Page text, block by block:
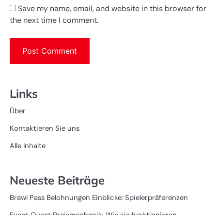
Save my name, email, and website in this browser for
the next time I comment.
Links
Über
Kontaktieren Sie uns
Alle Inhalte
Neueste Beiträge
Brawl Pass Belohnungen Einblicke: Spielerpräferenzen